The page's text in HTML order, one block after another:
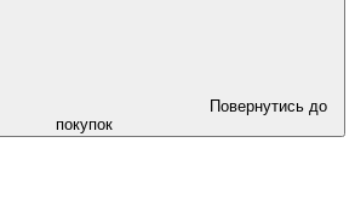
Повернутись до
покупок